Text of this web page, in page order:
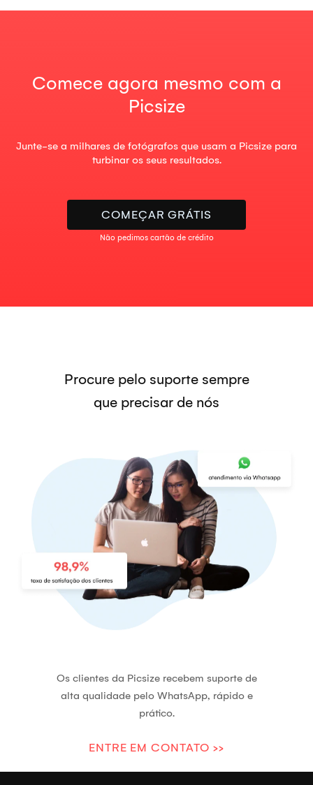
Comece agora mesmo com a
Picsize
Junte-se a milhares de fotógrafos que usam a Picsize para
turbinar os seus resultados.
COMEÇAR GRÁTIS
Não pedimos cartão de crédito
Procure pelo suporte sempre
que precisar de nós
Os clientes da Picsize recebem suporte de
alta qualidade pelo WhatsApp, rápido e
prático.
ENTRE EM CONTATO >>